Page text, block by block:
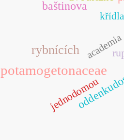
potamogetonaceae
rybnících
baštinova
jednodomou
academia